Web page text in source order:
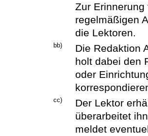
Zur
regelmäßigen
die Lektoren.
bb)
Die Redaktion
holt dabei den
oder
cc)
Der Lektor
überarbeitet
meldet